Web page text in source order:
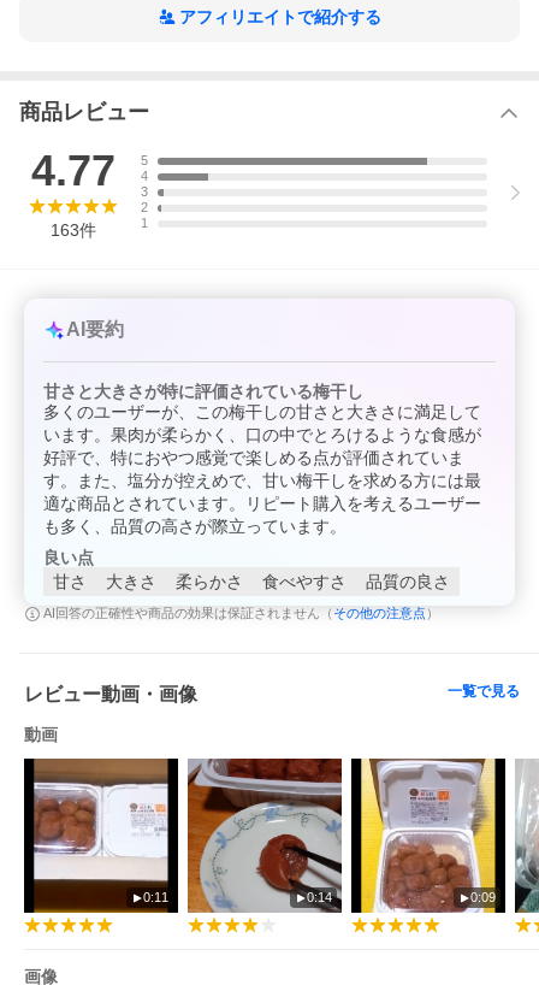
アフィリエイトで紹介する
商品レビュー
4.77
163件
5
4
3
2
1
AI要約
甘さと大きさが特に評価されている梅干し
多くのユーザーが、この梅干しの甘さと大きさに満足して
います。果肉が柔らかく、口の中でとろけるような食感が
好評で、特におやつ感覚で楽しめる点が評価されていま
す。また、塩分が控えめで、甘い梅干しを求める方には最
適な商品とされています。リピート購入を考えるユーザー
も多く、品質の高さが際立っています。
良い点
甘さ
大きさ 柔らかさ 食べやすさ 品質の良さ
AI回答の正確性や商品の効果は保証されません（ その他の注意点 ）
レビュー動画・画像 一覧で見る
動画
0:11 0:14 0:09
画像